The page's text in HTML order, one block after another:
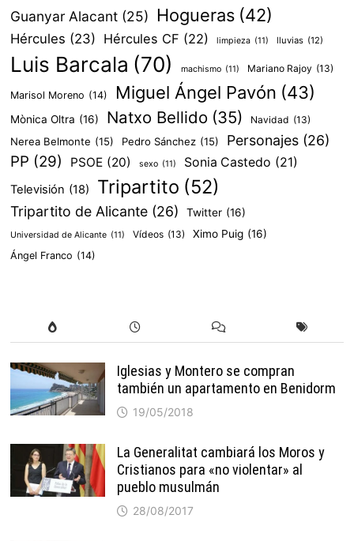
Guanyar Alacant (25) Hogueras (42)
Hércules (23) Hércules CF (22) limpieza (11) lluvias (12)
Luis Barcala (70) machismo (11) Mariano Rajoy (13)
Marisol Moreno (14) Miguel Ángel Pavón (43)
Mònica Oltra (16) Natxo Bellido (35) Navidad (13)
Nerea Belmonte (15) Pedro Sánchez (15) Personajes (26)
PP (29) PSOE (20) sexo (11) Sonia Castedo (21)
Televisión (18) Tripartito (52)
Tripartito de Alicante (26) Twitter (16)
Universidad de Alicante (11) Vídeos (13) Ximo Puig (16)
Ángel Franco (14)
Iglesias y Montero se compran
también un apartamento en Benidorm
19/05/2018
La Generalitat cambiará los Moros y
Cristianos para «no violentar» al
pueblo musulmán
28/08/2017